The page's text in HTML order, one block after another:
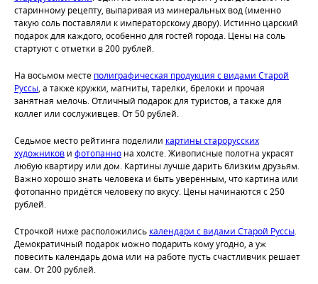
старинному рецепту, выпаривая из минеральных вод (именно
такую соль поставляли к императорскому двору). Истинно царский
подарок для каждого, особенно для гостей города. Цены на соль
стартуют с отметки в 200 рублей.
На восьмом месте полиграфическая продукция с видами Старой
Руссы , а также кружки, магниты, тарелки, брелоки и прочая
занятная мелочь. Отличный подарок для туристов, а также для
коллег или сослуживцев. От 50 рублей.
Седьмое место рейтинга поделили картины старорусских
художников и фотопанно на холсте. Живописные полотна украсят
любую квартиру или дом. Картины лучше дарить близким друзьям.
Важно хорошо знать человека и быть уверенным, что картина или
фотопанно придётся человеку по вкусу. Цены начинаются с 250
рублей.
Строчкой ниже расположились календари с видами Старой Руссы
Демократичный подарок можно подарить кому угодно, а уж
повесить календарь дома или на работе пусть счастливчик решает
сам. От 200 рублей.